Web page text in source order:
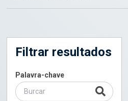
Filtrar resultados
Palavra-chave